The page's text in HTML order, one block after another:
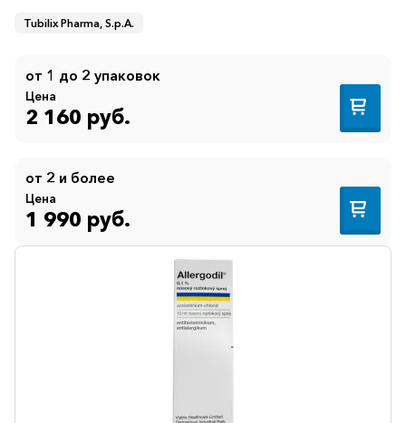
Tubilix Pharma, S.p.A.
от 1 до 2 упаковок
Цена
2 160 руб.
от 2 и более
Цена
1 990 руб.